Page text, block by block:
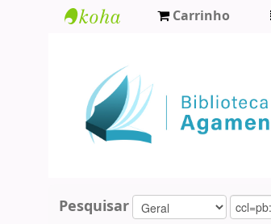
Agamenon
Magalhães
Carrinho
Pesquisar